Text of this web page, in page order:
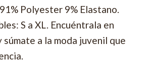
Polyester 9% Elastano.
S a XL. Encuéntrala en
súmate a la moda juvenil que